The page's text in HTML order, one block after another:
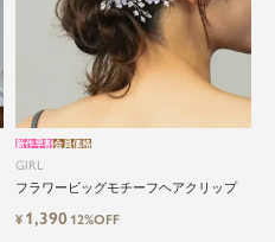
GIRL
フラワービッグモチーフヘアクリップ
新作早割会員価格
¥ 1,390 12%OFF